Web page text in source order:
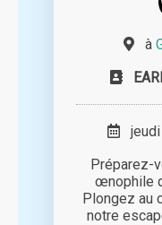
à
jeudi
Préparez-
œnophile
Plongez au
notre